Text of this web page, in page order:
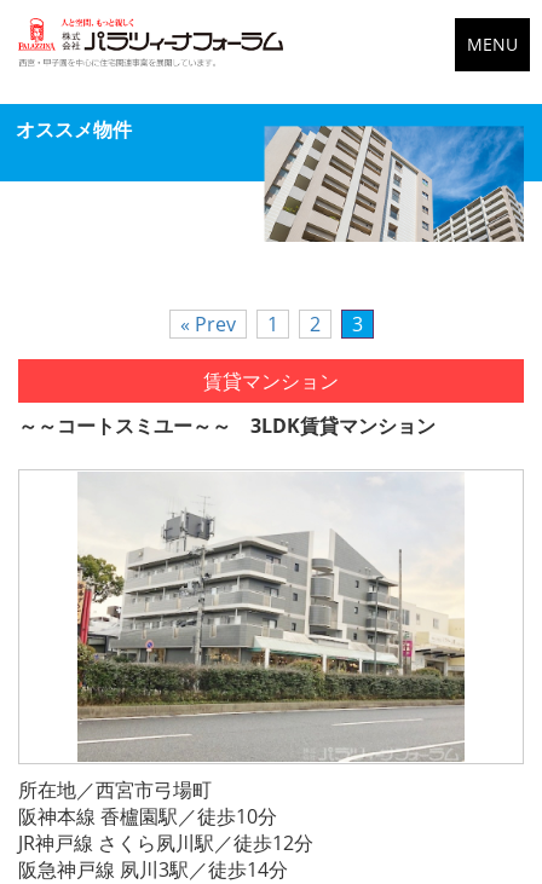
MENU
オススメ物件
« Prev 1 2 3
賃貸マンション
～～コートスミユー～～ 3LDK賃貸マンション
所在地／西宮市弓場町
阪神本線 香櫨園駅／徒歩10分
JR神戸線 さくら夙川駅／徒歩12分
阪急神戸線 夙川3駅／徒歩14分